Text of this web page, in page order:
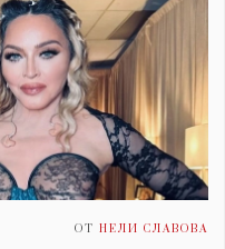
ОТ НЕЛИ СЛАВОВА